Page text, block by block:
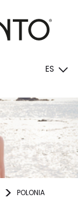
ES
POLONIA